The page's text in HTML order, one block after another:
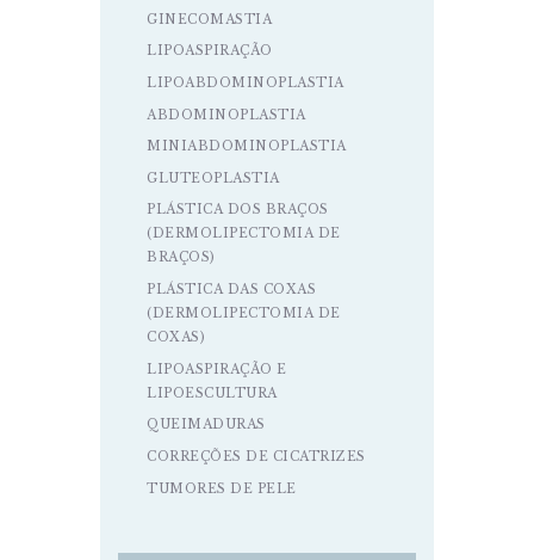
GINECOMASTIA
LIPOASPIRAÇÃO
LIPOABDOMINOPLASTIA
ABDOMINOPLASTIA
MINIABDOMINOPLASTIA
GLUTEOPLASTIA
PLÁSTICA DOS BRAÇOS
(DERMOLIPECTOMIA DE
BRAÇOS)
PLÁSTICA DAS COXAS
(DERMOLIPECTOMIA DE
COXAS)
LIPOASPIRAÇÃO E
LIPOESCULTURA
QUEIMADURAS
CORREÇÕES DE CICATRIZES
TUMORES DE PELE